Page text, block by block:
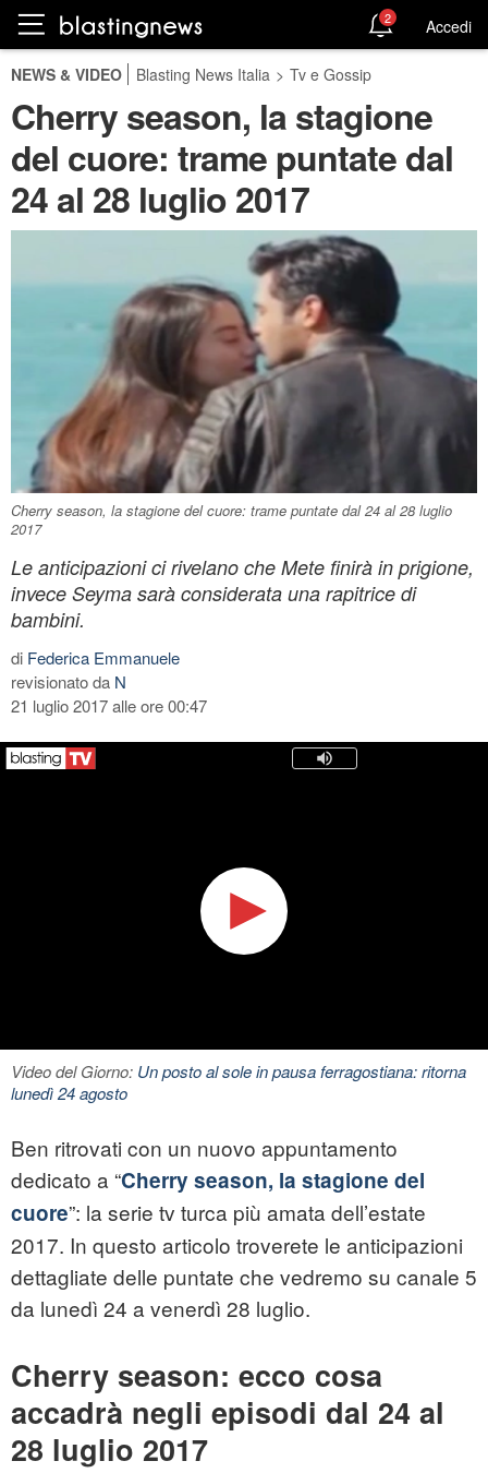
2 Accedi
NEWS & VIDEO Blasting News Italia > Tv e Gossip
Cherry season, la stagione
del cuore: trame puntate dal
24 al 28 luglio 2017
Cherry season, la stagione del cuore: trame puntate dal 24 al 28 luglio
2017
Le anticipazioni ci rivelano che Mete finirà in prigione,
invece Seyma sarà considerata una rapitrice di
bambini.
di Federica Emmanuele
revisionato da N
21 luglio 2017 alle ore 00:47
Video del Giorno: Un posto al sole in pausa ferragostiana: ritorna
lunedì 24 agosto
Ben ritrovati con un nuovo appuntamento
dedicato a “Cherry season, la stagione del
cuore”: la serie tv turca più amata dell’estate
2017. In questo articolo troverete le anticipazioni
dettagliate delle puntate che vedremo su canale 5
da lunedì 24 a venerdì 28 luglio.
Cherry season: ecco cosa
accadrà negli episodi dal 24 al
28 luglio 2017